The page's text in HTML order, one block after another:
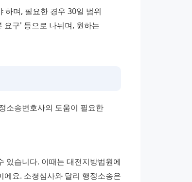
하며, 필요한 경우 30일 범위
구' 등으로 나뉘며, 원하는
소송변호사의 도움이 필요한
있습니다. 이때는 대전지방법원에
요. 소청심사와 달리 행정소송은